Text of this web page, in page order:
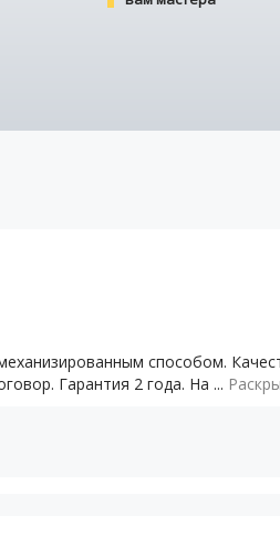
способом.
Гарантия 2 года. На ...